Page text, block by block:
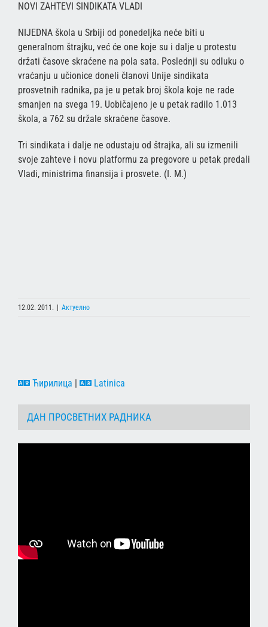
NOVI ZAHTEVI SINDIKATA VLADI
NIJEDNA škola u Srbiji od ponedeljka neće biti u
generalnom štrajku, već će one koje su i dalje u protestu
držati časove skraćene na pola sata. Poslednji su odluku o
vraćanju u učionice doneli članovi Unije sindikata
prosvetnih radnika, pa je u petak broj škola koje ne rade
smanjen na svega 19. Uobičajeno je u petak radilo 1.013
škola, a 762 su držale skraćene časove.
Tri sindikata i dalje ne odustaju od štrajka, ali su izmenili
svoje zahteve i novu platformu za pregovore u petak predali
Vladi, ministrima finansija i prosvete. (I. M.)
12.02. 2011. Актуелно
Ћирилица | Latinica
ДАН ПРОСВЕТНИХ РАДНИКА